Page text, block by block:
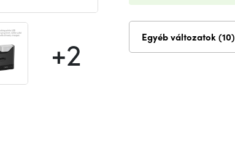
+2 Egyéb változatok (10)